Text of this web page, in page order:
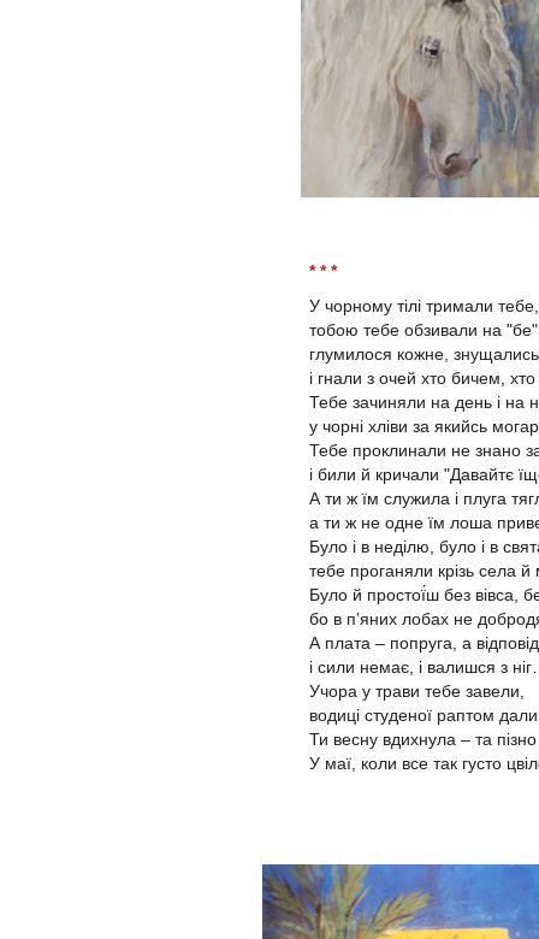
* * *
У чорному тілі тримали тебе,
тобою тебе обзивали на
глумилося кожне,
і гнали з очей хто бичем,
Тебе зачиняли на день і на
у чорні хліви за якийсь
Тебе проклинали не знано
і били й кричали "Давайтє
А ти ж їм служила і плуга
а ти ж не одне їм лоша
Було і в неділю, було і в
тебе проганяли крізь села й
Було й простої́ш без вівса,
бо в п’яних лобах не
А плата – попруга, а
і сили немає, і валишся з
Учора у трави тебе завели,
водиці студеної раптом
Ти весну вдихнула – та
У маї, коли все так густо